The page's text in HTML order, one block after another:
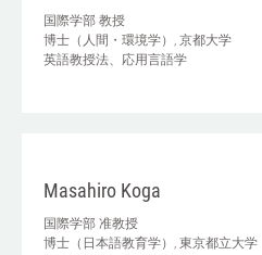
国際学部 教授
博士（人間・環境学）, 京都大学
英語教授法、応用言語学
Masahiro Koga
国際学部 准教授
博士（日本語教育学）, 東京都立大学